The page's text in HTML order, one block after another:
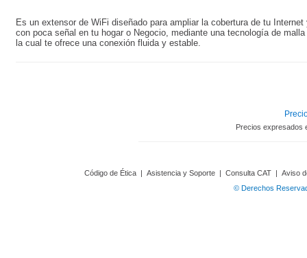
Es un extensor de WiFi diseñado para ampliar la cobertura de tu
con poca señal en tu hogar o Negocio, mediante una tecnología de
la cual te ofrece una conexión fluida y estable.
Precios expresados
Código de Ética | Asistencia y Soporte | Consulta CAT | Aviso
© Derechos